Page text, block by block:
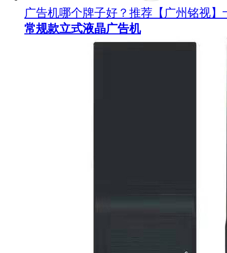
广告机哪个牌子好？推荐【广州铭视
常规款立式液晶广告机